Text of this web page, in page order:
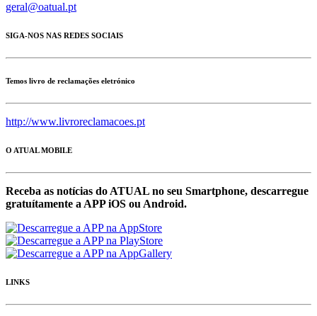
geral@oatual.pt
SIGA-NOS NAS REDES SOCIAIS
Temos livro de reclamações eletrónico
http://www.livroreclamacoes.pt
O ATUAL MOBILE
Receba as notícias do ATUAL no seu Smartphone, descarregue
gratuítamente a APP iOS ou Android.
LINKS